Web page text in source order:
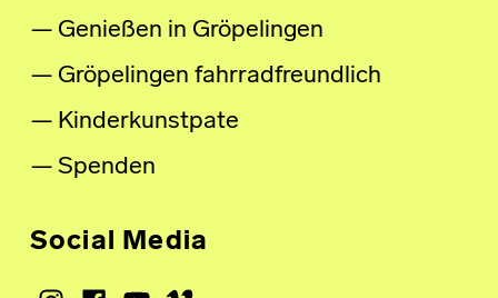
Genießen in Gröpelingen
Gröpelingen fahrradfreundlich
Kinderkunstpate
Spenden
Social Media
Instagram
Facebook
Youtube
Vimeo